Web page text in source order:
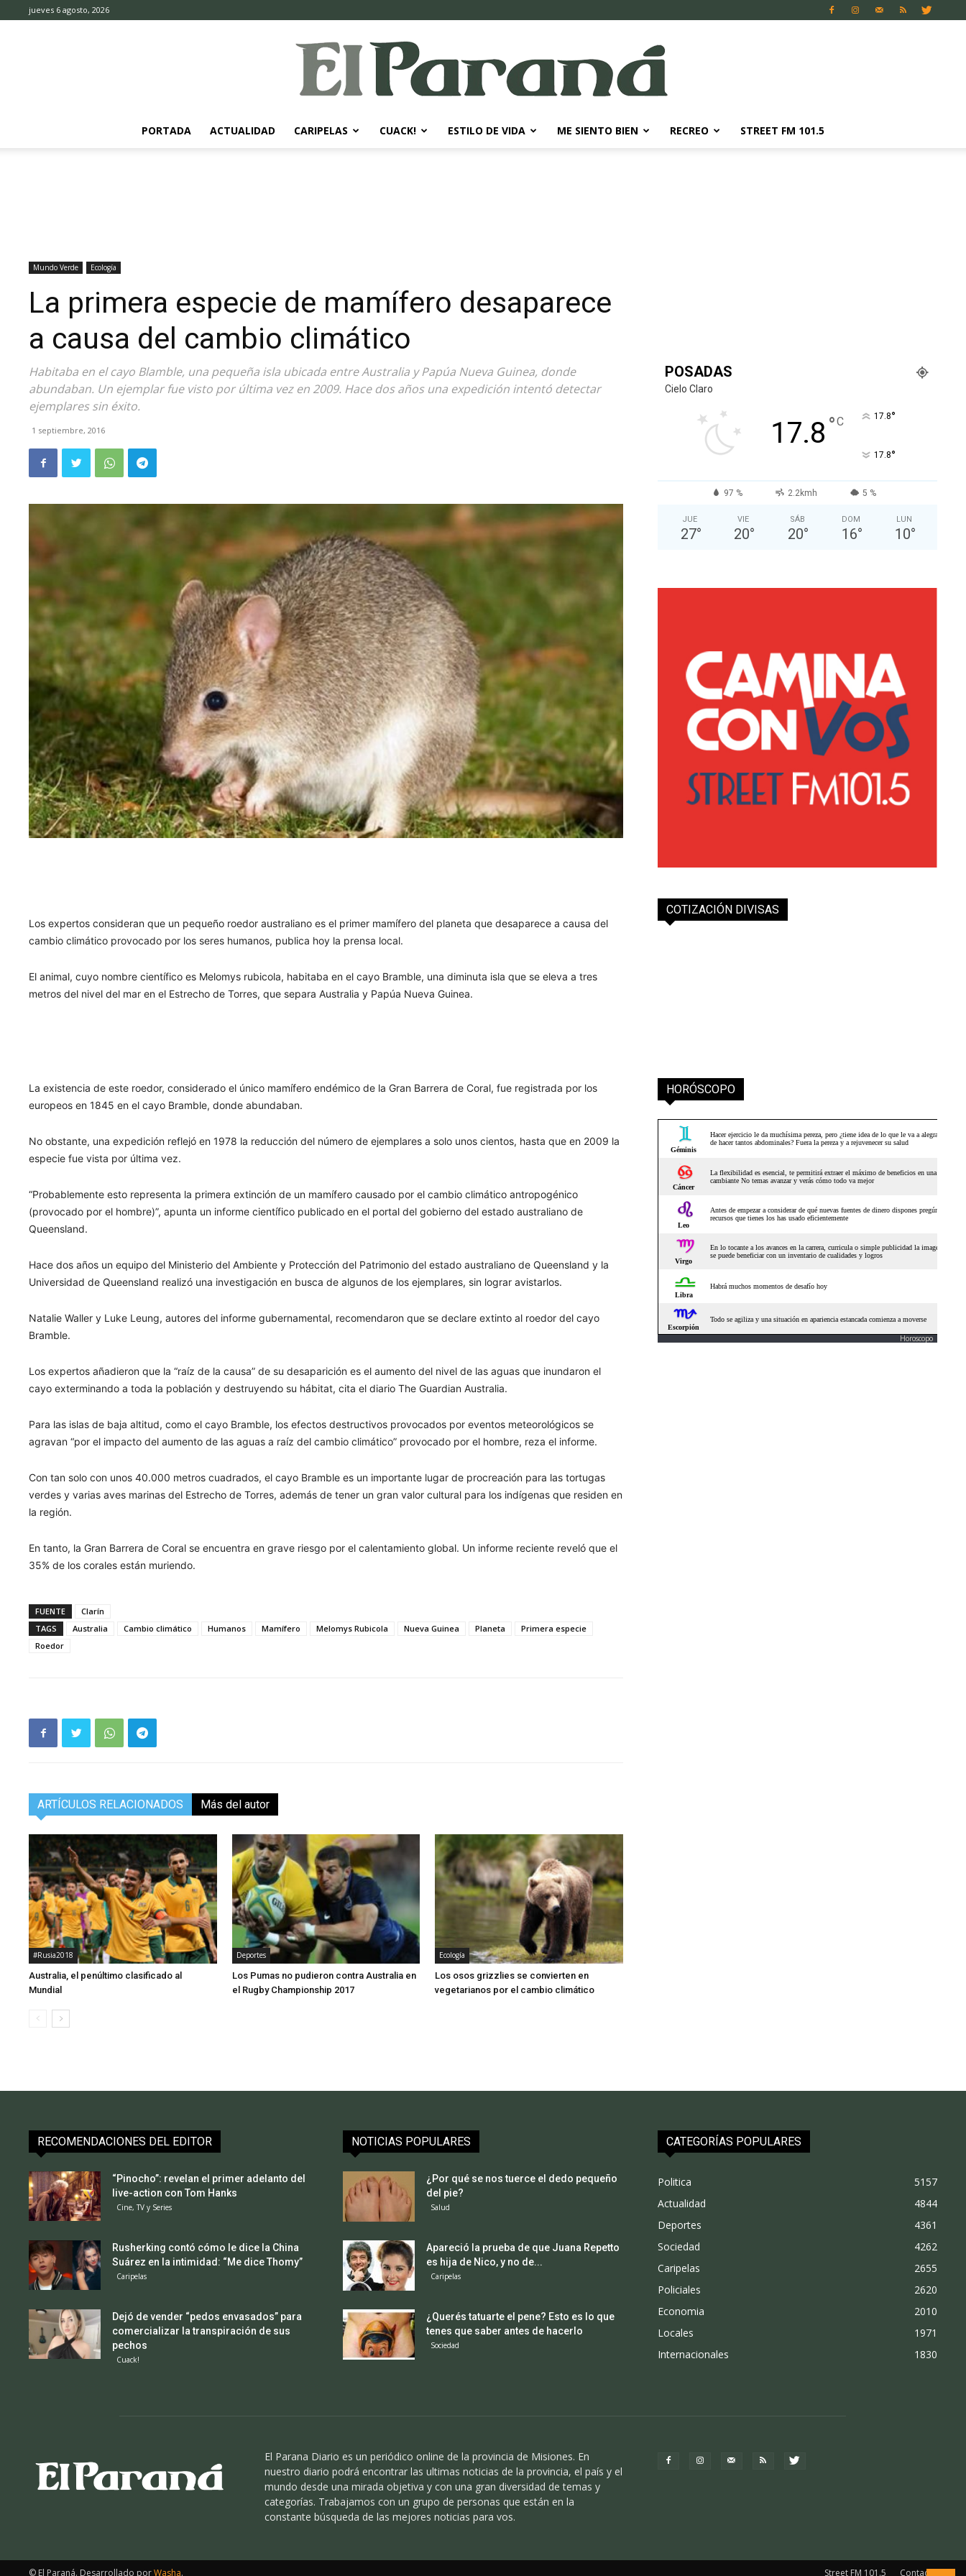
jueves 6 agosto, 2026
PORTADA ACTUALIDAD CARIPELAS CUACK! ESTILO DE VIDA ME SIENTO BIEN RECREO STREET FM 101.5
Mundo Verde Ecología
La primera especie de mamífero desaparece
a causa del cambio climático
Habitaba en el cayo Blamble, una pequeña isla ubicada entre Australia y Papúa Nueva Guinea, donde
abundaban. Un ejemplar fue visto por última vez en 2009. Hace dos años una expedición intentó detectar
ejemplares sin éxito.
1 septiembre, 2016
Los expertos consideran que un pequeño roedor australiano es el primer mamífero del planeta que desaparece a causa del
cambio climático provocado por los seres humanos, publica hoy la prensa local.
El animal, cuyo nombre científico es Melomys rubicola, habitaba en el cayo Bramble, una diminuta isla que se eleva a tres
metros del nivel del mar en el Estrecho de Torres, que separa Australia y Papúa Nueva Guinea.
La existencia de este roedor, considerado el único mamífero endémico de la Gran Barrera de Coral, fue registrada por los
europeos en 1845 en el cayo Bramble, donde abundaban.
No obstante, una expedición reflejó en 1978 la reducción del número de ejemplares a solo unos cientos, hasta que en 2009 la
especie fue vista por última vez.
“Probablemente esto representa la primera extinción de un mamífero causado por el cambio climático antropogénico
(provocado por el hombre)”, apunta un informe científico publicado en el portal del gobierno del estado australiano de
Queensland.
Hace dos años un equipo del Ministerio del Ambiente y Protección del Patrimonio del estado australiano de Queensland y la
Universidad de Queensland realizó una investigación en busca de algunos de los ejemplares, sin lograr avistarlos.
Natalie Waller y Luke Leung, autores del informe gubernamental, recomendaron que se declare extinto al roedor del cayo
Bramble.
Los expertos añadieron que la “raíz de la causa” de su desaparición es el aumento del nivel de las aguas que inundaron el
cayo exterminando a toda la población y destruyendo su hábitat, cita el diario The Guardian Australia.
Para las islas de baja altitud, como el cayo Bramble, los efectos destructivos provocados por eventos meteorológicos se
agravan “por el impacto del aumento de las aguas a raíz del cambio climático” provocado por el hombre, reza el informe.
Con tan solo con unos 40.000 metros cuadrados, el cayo Bramble es un importante lugar de procreación para las tortugas
verdes y varias aves marinas del Estrecho de Torres, además de tener un gran valor cultural para los indígenas que residen en
la región.
En tanto, la Gran Barrera de Coral se encuentra en grave riesgo por el calentamiento global. Un informe reciente reveló que el
35% de los corales están muriendo.
FUENTE
Clarín
TAGS
Australia Cambio climático Humanos Mamífero Melomys Rubicola Nueva Guinea Planeta
Primera especie
Roedor
ARTÍCULOS RELACIONADOS Más del autor
#Rusia2018
Australia, el penúltimo clasificado al
Mundial
Deportes
Los Pumas no pudieron contra Australia en
el Rugby Championship 2017
Ecología
Los osos grizzlies se convierten en
vegetarianos por el cambio climático
POSADAS
Cielo Claro
17.8 °C 17.8°
17.8°
97 % 2.2kmh 5 %
JUE
27°
VIE
20°
SÁB
20°
DOM
16°
LUN
10°
COTIZACIÓN DIVISAS
HORÓSCOPO
Horoscopo
RECOMENDACIONES DEL EDITOR
“Pinocho”: revelan el primer adelanto del
live-action con Tom Hanks
Cine, TV y Series
Rusherking contó cómo le dice la China
Suárez en la intimidad: “Me dice Thomy”
Caripelas
Dejó de vender “pedos envasados” para
comercializar la transpiración de sus
pechos
Cuack!
NOTICIAS POPULARES
¿Por qué se nos tuerce el dedo pequeño
del pie?
Salud
Apareció la prueba de que Juana Repetto
es hija de Nico, y no de...
Caripelas
¿Querés tatuarte el pene? Esto es lo que
tenes que saber antes de hacerlo
Sociedad
CATEGORÍAS POPULARES
Politica
5157
Actualidad
4844
Deportes
4361
Sociedad
4262
Caripelas
2655
Policiales
2620
Economia
2010
Locales
1971
Internacionales
1830
El Parana Diario es un periódico online de la provincia de Misiones. En
nuestro diario podrá encontrar las ultimas noticias de la provincia, el país y el
mundo desde una mirada objetiva y con una gran diversidad de temas y
categorías. Trabajamos con un grupo de personas que están en la
constante búsqueda de las mejores noticias para vos.
Street FM 101.5 Contacto
© El Paraná. Desarrollado porWasha.